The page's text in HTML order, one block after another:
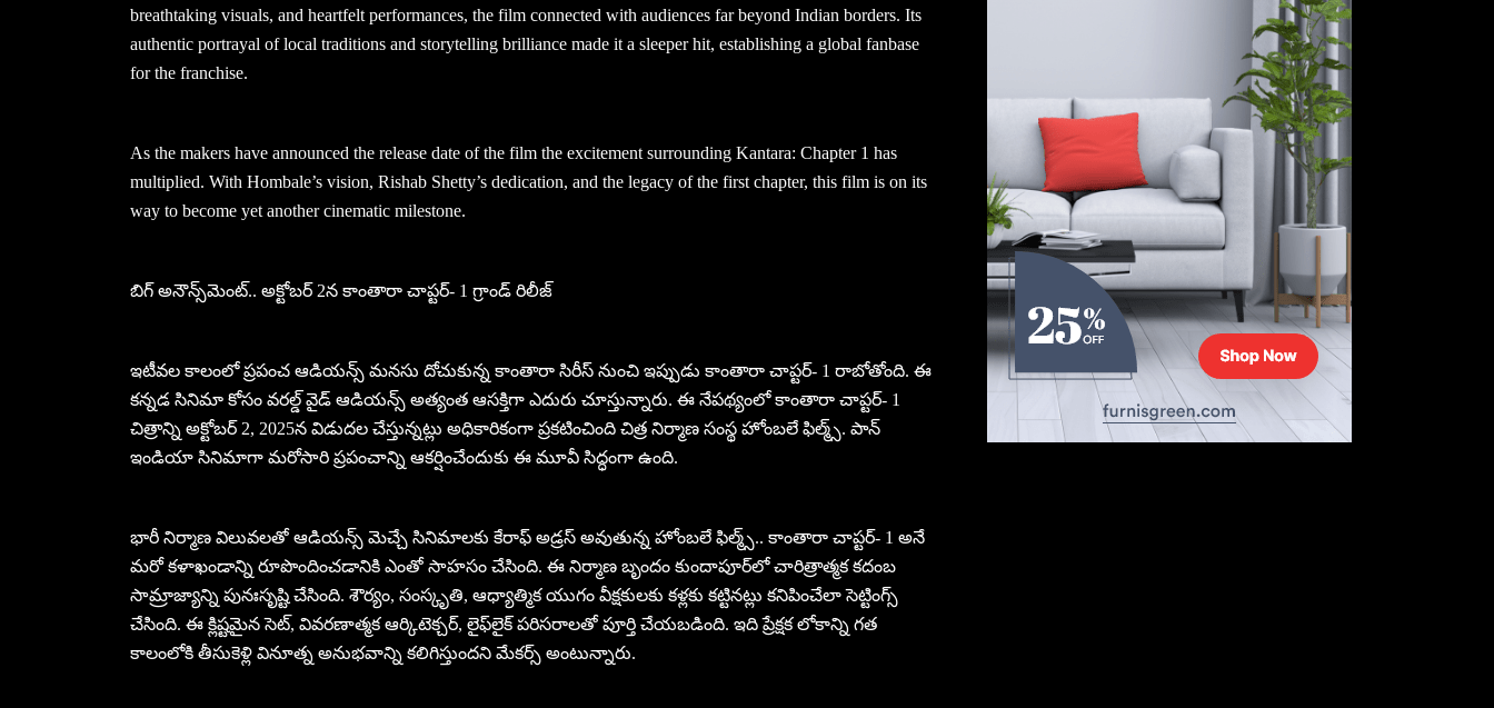
breathtaking visuals, and heartfelt performances, the film connected with audiences far beyond Indian borders. Its
authentic portrayal of local traditions and storytelling brilliance made it a sleeper hit, establishing a global fanbase
for the franchise.
As the makers have announced the release date of the film the excitement surrounding Kantara: Chapter 1 has
multiplied. With Hombale’s vision, Rishab Shetty’s dedication, and the legacy of the first chapter, this film is on its
way to become yet another cinematic milestone.
బిగ్ అనౌన్స్‌మెంట్.. అక్టోబర్ 2న కాంతారా చాప్టర్- 1 గ్రాండ్ రిలీజ్
ఇటీవల కాలంలో ప్రపంచ ఆడియన్స్ మనసు దోచుకున్న కాంతారా సిరీస్ నుంచి ఇప్పుడు కాంతారా చాప్టర్- 1 రాబోతోంది. ఈ
కన్నడ సినిమా కోసం వరల్డ్ వైడ్ ఆడియన్స్ అత్యంత ఆసక్తిగా ఎదురు చూస్తున్నారు. ఈ నేపథ్యంలో కాంతారా చాప్టర్- 1
చిత్రాన్ని అక్టోబర్ 2, 2025న విడుదల చేస్తున్నట్లు అధికారికంగా ప్రకటించింది చిత్ర నిర్మాణ సంస్థ హోంబలే ఫిల్మ్స్. పాన్
ఇండియా సినిమాగా మరోసారి ప్రపంచాన్ని ఆకర్షించేందుకు ఈ మూవీ సిద్ధంగా ఉంది.
భారీ నిర్మాణ విలువలతో ఆడియన్స్ మెచ్చే సినిమాలకు కేరాఫ్ అడ్రస్ అవుతున్న హోంబలే ఫిల్మ్స్.. కాంతారా చాప్టర్- 1 అనే
మరో కళాఖండాన్ని రూపొందించడానికి ఎంతో సాహసం చేసింది. ఈ నిర్మాణ బృందం కుందాపూర్‌లో చారిత్రాత్మక కదంబ
సామ్రాజ్యాన్ని పునఃసృష్టి చేసింది. శౌర్యం, సంస్కృతి, ఆధ్యాత్మిక యుగం వీక్షకులకు కళ్లకు కట్టినట్లు కనిపించేలా సెట్టింగ్స్
చేసింది. ఈ క్లిష్టమైన సెట్, వివరణాత్మక ఆర్కిటెక్చర్, లైఫ్‌లైక్ పరిసరాలతో పూర్తి చేయబడింది. ఇది ప్రేక్షక లోకాన్ని గత
కాలంలోకి తీసుకెళ్లి వినూత్న అనుభవాన్ని కలిగిస్తుందని మేకర్స్ అంటున్నారు.